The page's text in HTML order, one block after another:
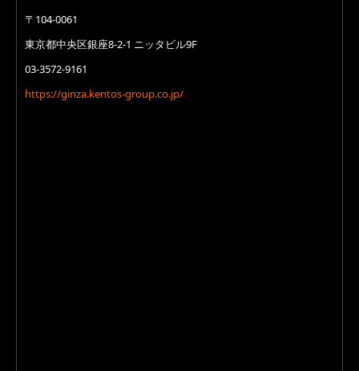
〒104-0061
東京都中央区銀座8-2-1 ニッタビル9F
03-3572-9161
https://ginza.kentos-group.co.jp/